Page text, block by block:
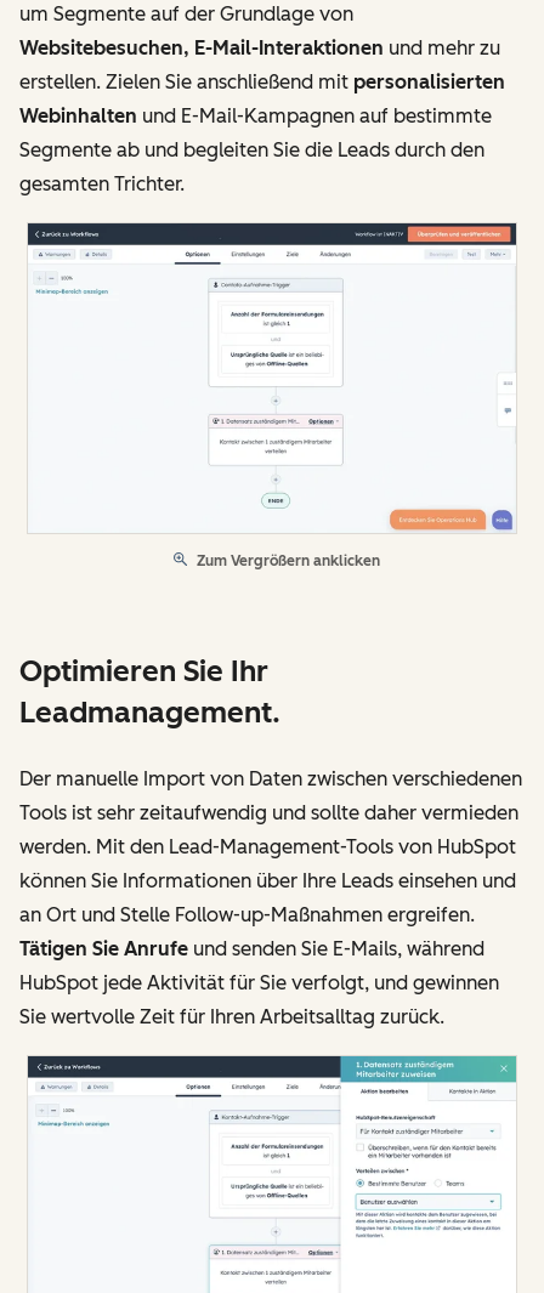
um Segmente auf der Grundlage von
Websitebesuchen, E-Mail-Interaktionen und mehr zu
erstellen. Zielen Sie anschließend mit personalisierten
Webinhalten und E-Mail-Kampagnen auf bestimmte
Segmente ab und begleiten Sie die Leads durch den
gesamten Trichter.
Zum Vergrößern anklicken
Optimieren Sie Ihr
Leadmanagement.
Der manuelle Import von Daten zwischen verschiedenen
Tools ist sehr zeitaufwendig und sollte daher vermieden
werden. Mit den Lead-Management-Tools von HubSpot
können Sie Informationen über Ihre Leads einsehen und
an Ort und Stelle Follow-up-Maßnahmen ergreifen.
Tätigen Sie Anrufe und senden Sie E-Mails, während
HubSpot jede Aktivität für Sie verfolgt, und gewinnen
Sie wertvolle Zeit für Ihren Arbeitsalltag zurück.